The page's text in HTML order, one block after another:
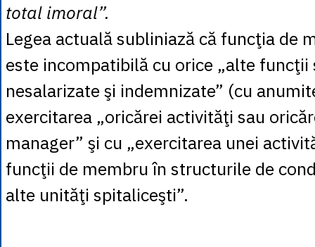
total imoral”.
Legea actuală subliniază că funcţia de
este incompatibilă cu orice „alte funcţii
nesalarizate şi indemnizate” (cu
exercitarea „oricărei activităţi sau
manager” şi cu „exercitarea unei
funcţii de membru în structurile de
alte unităţi spitaliceşti”.